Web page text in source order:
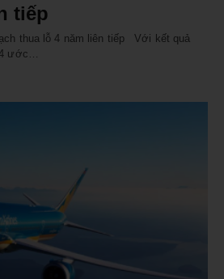
tiếp
thua lỗ 4 năm liên tiếp Với kết quả
ước…